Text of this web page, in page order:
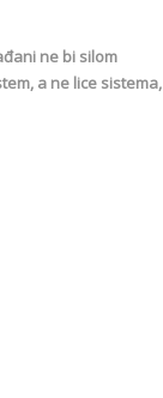
ne bi silom
a ne lice sistema,